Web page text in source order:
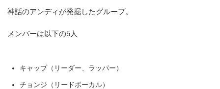
神話のアンディが発掘したグループ。
メンバーは以下の5人
キャップ（リーダー、ラッパー）
チョンジ（リードボーカル）